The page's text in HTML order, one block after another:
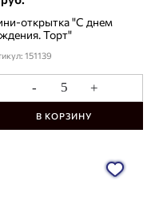
открытка "С днем
Торт"
151139
- +
В КОРЗИНУ